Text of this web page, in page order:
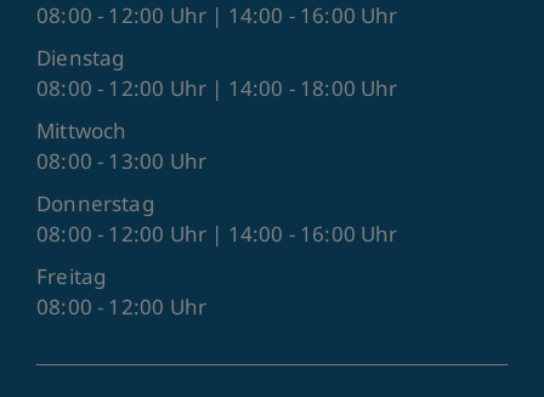
08:00 - 12:00 Uhr | 14:00 - 16:00 Uhr
Dienstag
08:00 - 12:00 Uhr | 14:00 - 18:00 Uhr
Mittwoch
08:00 - 13:00 Uhr
Donnerstag
08:00 - 12:00 Uhr | 14:00 - 16:00 Uhr
Freitag
08:00 - 12:00 Uhr